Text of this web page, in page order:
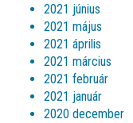
2021 június
2021 május
2021 április
2021 március
2021 február
2021 január
2020 december